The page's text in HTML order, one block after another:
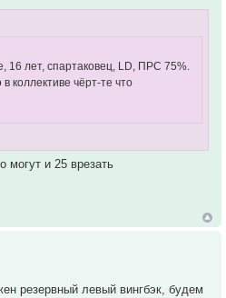
16 лет, спартаковец, LD, ПРС 75%.
коллективе чёрт-те что
могут и 25 врезать
резервный левый вингбэк, будем